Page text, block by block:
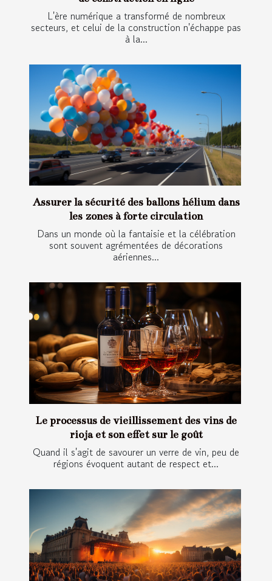
L'ère numérique a transformé de nombreux
secteurs, et celui de la construction n'échappe pas
à la...
Assurer la sécurité des ballons hélium dans
les zones à forte circulation
Dans un monde où la fantaisie et la célébration
sont souvent agrémentées de décorations
aériennes...
Le processus de vieillissement des vins de
rioja et son effet sur le goût
Quand il s'agit de savourer un verre de vin, peu de
régions évoquent autant de respect et...